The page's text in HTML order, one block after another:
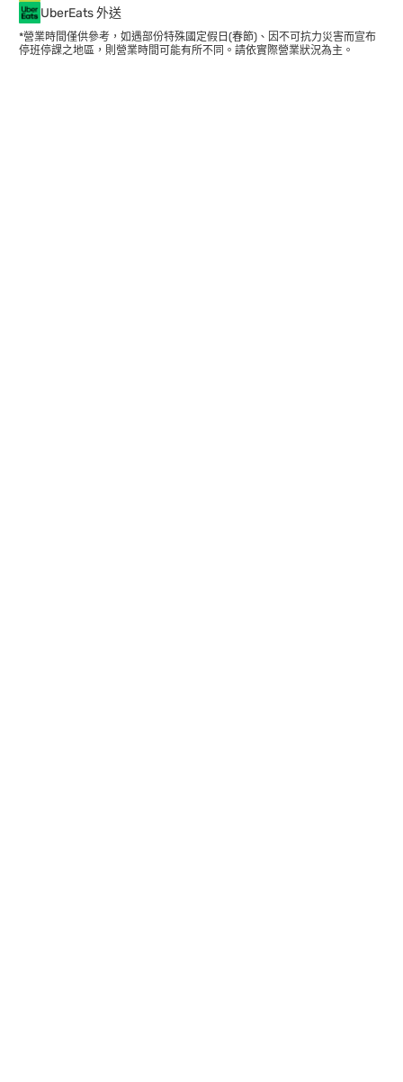
UberEats 外送
*營業時間僅供參考，如遇部份特殊國定假日(春節)、因不可抗力災害而宣布
停班停課之地區，則營業時間可能有所不同。請依實際營業狀況為主。